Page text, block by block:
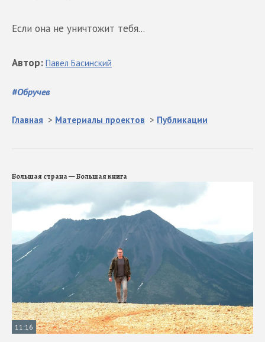
Если она не уничтожит тебя...
#Обручев
Автор: Павел Басинский
Главная > Материалы проектов > Публикации
Большая страна — Большая книга
11:16